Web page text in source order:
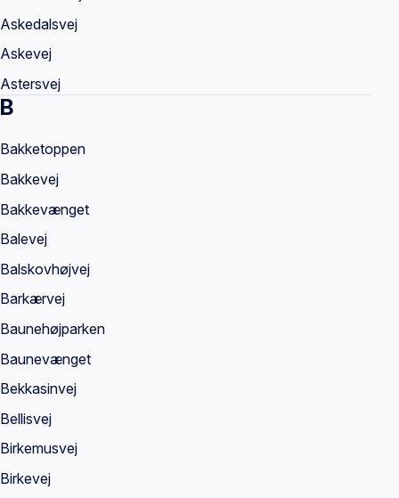
Askedalsvej
Askevej
Astersvej
B
Bakketoppen
Bakkevej
Bakkevænget
Balevej
Balskovhøjvej
Barkærvej
Baunehøjparken
Baunevænget
Bekkasinvej
Bellisvej
Birkemusvej
Birkevej